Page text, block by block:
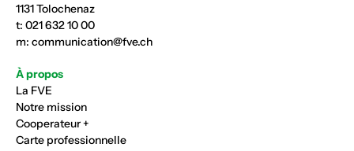
1131 Tolochenaz
t: 021 632 10 00
m: communication@fve.ch
À propos
La FVE
Notre mission
Cooperateur +
Carte professionnelle